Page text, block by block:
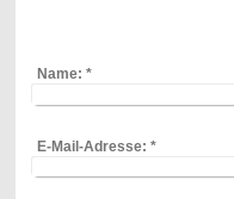
Name: *
E-Mail-Adresse: *